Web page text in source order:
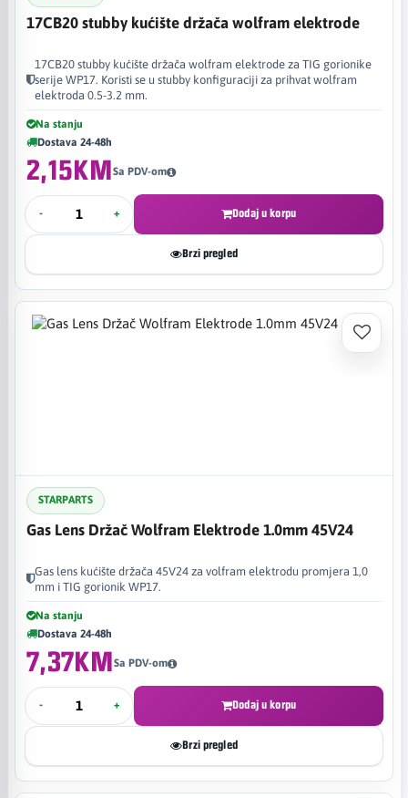
17CB20 stubby kućište držača wolfram elektrode
17CB20 stubby kućište držača wolfram elektrode za TIG gorionike
serije WP17. Koristi se u stubby konfiguraciji za prihvat wolfram
elektroda 0.5-3.2 mm.
Na stanju
Dostava 24-48h
2,15KMSa PDV-om
- + Dodaj u korpu
Brzi pregled
STARPARTS
Gas Lens Držač Wolfram Elektrode 1.0mm 45V24
Gas lens kućište držača 45V24 za volfram elektrodu promjera 1,0
mm i TIG gorionik WP17.
Na stanju
Dostava 24-48h
7,37KMSa PDV-om
- + Dodaj u korpu
Brzi pregled